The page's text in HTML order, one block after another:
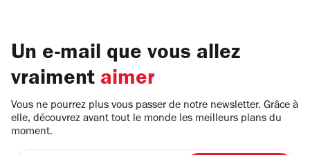
Un e-mail que vous allez
vraiment aimer
Vous ne pourrez plus vous passer de notre newsletter. Grâce à
elle, découvrez avant tout le monde les meilleurs plans du
moment.